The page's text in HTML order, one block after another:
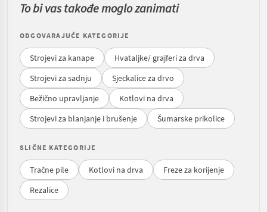
To bi vas takođe moglo zanimati
ODGOVARAJUĆE KATEGORIJE
Strojevi za kanape
Hvataljke/ grajferi za drva
Strojevi za sadnju
Sjeckalice za drvo
Bežično upravljanje
Kotlovi na drva
Strojevi za blanjanje i brušenje
Šumarske prikolice
SLIČNE KATEGORIJE
Tračne pile Kotlovi na drva
Freze za korijenje
Rezalice